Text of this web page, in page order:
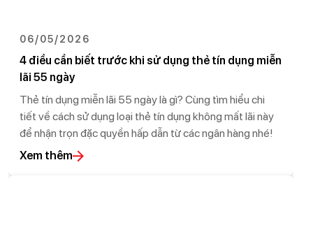
06/05/2026
4 điều cần biết trước khi sử dụng thẻ tín dụng miễn
lãi 55 ngày
Thẻ tín dụng miễn lãi 55 ngày là gì? Cùng tìm hiểu chi
tiết về cách sử dụng loại thẻ tín dụng không mất lãi này
để nhận trọn đặc quyền hấp dẫn từ các ngân hàng nhé!
Xem thêm